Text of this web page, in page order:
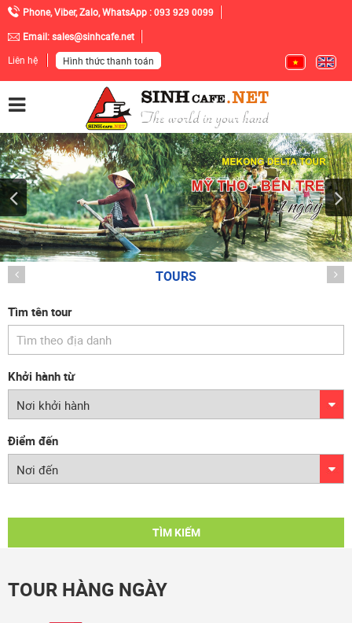
Phone, Viber, Zalo, WhatsApp : 093 929 0099
Email:sales@sinhcafe.net
Liên hệ
Hình thức thanh toán
TOURS
Tìm tên tour
Khởi hành từ
Điểm đến
TÌM KIẾM
TOUR HÀNG NGÀY